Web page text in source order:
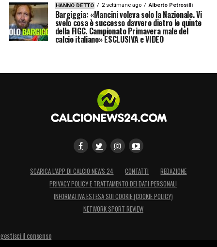
HANNO DETTO 2 settimane ago Alberto Petrosilli
Bargiggia: «Mancini voleva solo la Nazionale. Vi
svelo cosa è successo davvero dietro le quinte
della FIGC. Campionato Primavera male del
calcio italiano» ESCLUSIVA e VIDEO
SCARICA L’APP DI CALCIO NEWS 24 CONTATTI
REDAZIONE
PRIVACY POLICY E TRATTAMENTO DEI DATI PERSONALI
INFORMATIVA ESTESA SUI COOKIE (COOKIE POLICY)
NETWORK SPORT REVIEW
gestisci il consenso